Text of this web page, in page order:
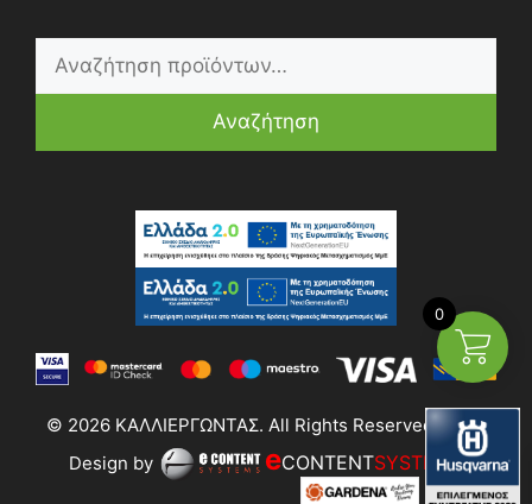
Αναζήτηση
© 2026 ΚΑΛΛΙΕΡΓΩΝΤΑΣ. All Rights Reserved | Web
Design by
eCONTENTSYSTEMS
0